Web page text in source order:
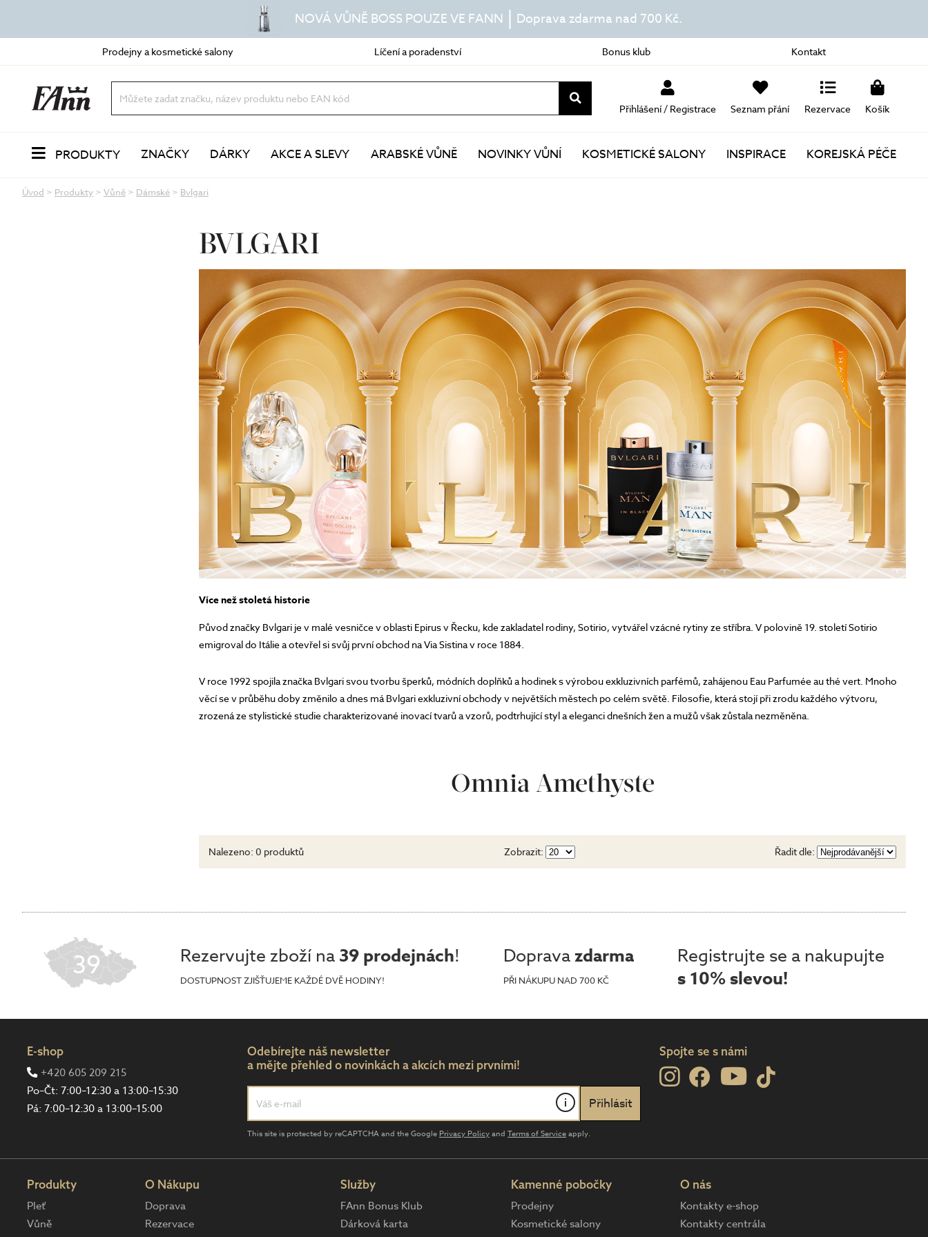
NOVÁ VŮNĚ BOSS POUZE VE FANN | Doprava zdarma nad 700 Kč.
Prodejny a kosmetické salony Líčení a poradenství Bonus klub Kontakt
Přihlášení / Registrace Seznam přání Rezervace Košík
PRODUKTY
vody a mléka
oleje a balzámy
peeling a exfoliace
čisticí masky
Tonizace
Krémy
noční
24 hodinové
s SPF
BB/CC krémy
krk a dekolt
termální vody a mlhy
Pánská péče
čištění a tonizace
péče o pleť
oční péče
holení a péče o vousy
lokální ošetření
sluneční péče
samoopalování
péče o řasy a obočí
Dárkové kazety
ZNAČKY DÁRKY AKCE A SLEVY ARABSKÉ VŮNĚ NOVINKY VŮNÍ KOSMETICKÉ SALONY INSPIRACE KOREJSKÁ PÉČE
Úvod > Produkty > Vůně > Dámské > Bvlgari
BVLGARI
Více než stoletá historie
Původ značky Bvlgari je v malé vesničce v oblasti Epirus v Řecku, kde zakladatel rodiny, Sotirio, vytvářel vzácné rytiny ze stříbra. V polovině 19. století Sotirio
emigroval do Itálie a otevřel si svůj první obchod na Via Sistina v roce 1884.
V roce 1992 spojila značka Bvlgari svou tvorbu šperků, módních doplňků a hodinek s výrobou exkluzivních parfémů, zahájenou Eau Parfumée au thé vert. Mnoho
věcí se v průběhu doby změnilo a dnes má Bvlgari exkluzivní obchody v největších městech po celém světě. Filosofie, která stojí při zrodu každého výtvoru,
zrozená ze stylistické studie charakterizované inovací tvarů a vzorů, podtrhující styl a eleganci dnešních žen a mužů však zůstala nezměněna.
Omnia Amethyste
Nalezeno: 0 produktů Zobrazit: Řadit dle:
39 Rezervujte zboží na 39 prodejnách!
DOSTUPNOST ZJIŠŤUJEME KAŽDÉ DVĚ HODINY!
Dopravazdarma
PŘI NÁKUPU NAD 700 KČ
Registrujte se a nakupujte
s 10% slevou!
E-shop
+420 605 209 215
Po–Čt: 7:00–12:30 a 13:00–15:30
Pá: 7:00–12:30 a 13:00–15:00
Odebírejte náš newsletter
a mějte přehled o novinkách a akcích mezi prvními!
i
This site is protected by reCAPTCHA and the Google Privacy Policyand Terms of Serviceapply.
Spojte se s námi
Produkty
Pleť
Vůně
O Nákupu
Doprava
Rezervace
Služby
FAnn Bonus Klub
Dárková karta
Kamenné pobočky
Prodejny
Kosmetické salony
O nás
Kontakty e-shop
Kontakty centrála